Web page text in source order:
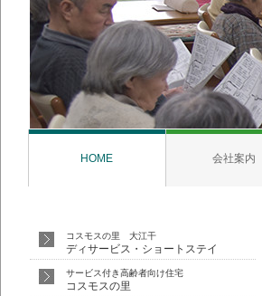
HOME 会社案内
コスモスの里 大江干
ディサービス・ショートステイ
サービス付き高齢者向け住宅
コスモスの里